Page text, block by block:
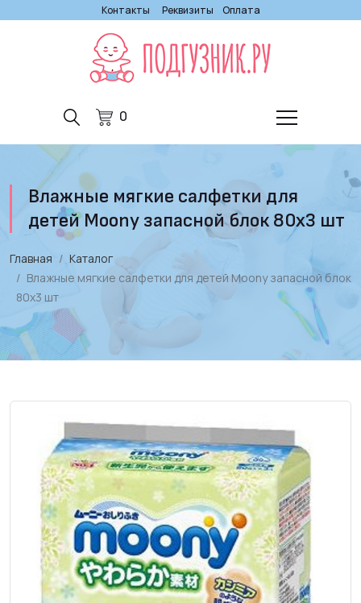
Контакты Реквизиты Оплата
0
Влажные мягкие салфетки для
детей Moony запасной блок 80х3 шт
Главная
Каталог
Влажные мягкие салфетки для детей Moony запасной блок
80х3 шт